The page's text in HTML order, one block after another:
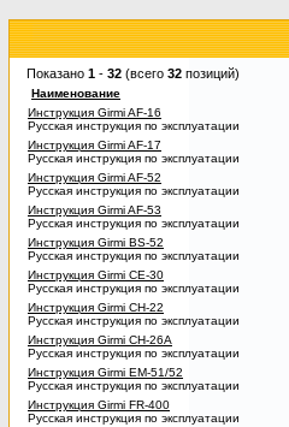
Показано 1 - 32 (всего 32 позиций)
Наименование
Инструкция Girmi AF-16
Русская инструкция по эксплуатации
Инструкция Girmi AF-17
Русская инструкция по эксплуатации
Инструкция Girmi AF-52
Русская инструкция по эксплуатации
Инструкция Girmi AF-53
Русская инструкция по эксплуатации
Инструкция Girmi BS-52
Русская инструкция по эксплуатации
Инструкция Girmi CE-30
Русская инструкция по эксплуатации
Инструкция Girmi CH-22
Русская инструкция по эксплуатации
Инструкция Girmi CH-26A
Русская инструкция по эксплуатации
Инструкция Girmi EM-51/52
Русская инструкция по эксплуатации
Инструкция Girmi FR-400
Русская инструкция по эксплуатации